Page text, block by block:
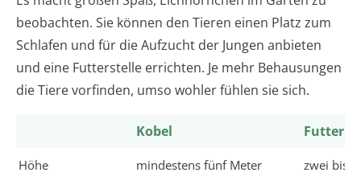
beobachten. Sie können den Tieren einen Platz zum
Schlafen und für die Aufzucht der Jungen anbieten
und eine Futterstelle errichten. Je mehr Behausungen
die Tiere vorfinden, umso wohler fühlen sie sich.
Kobel
Höhe mindestens fünf Meter zwei bis